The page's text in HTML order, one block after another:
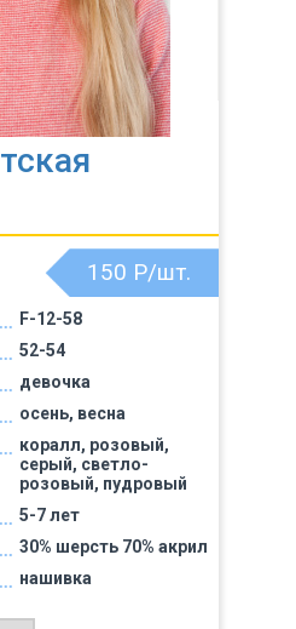
F-12-58
52-54
девочка
осень, весна
коралл, розовый,
серый, светло-
розовый, пудровый
5-7 лет
30% шерсть 70% акрил
нашивка
150 Р/шт.